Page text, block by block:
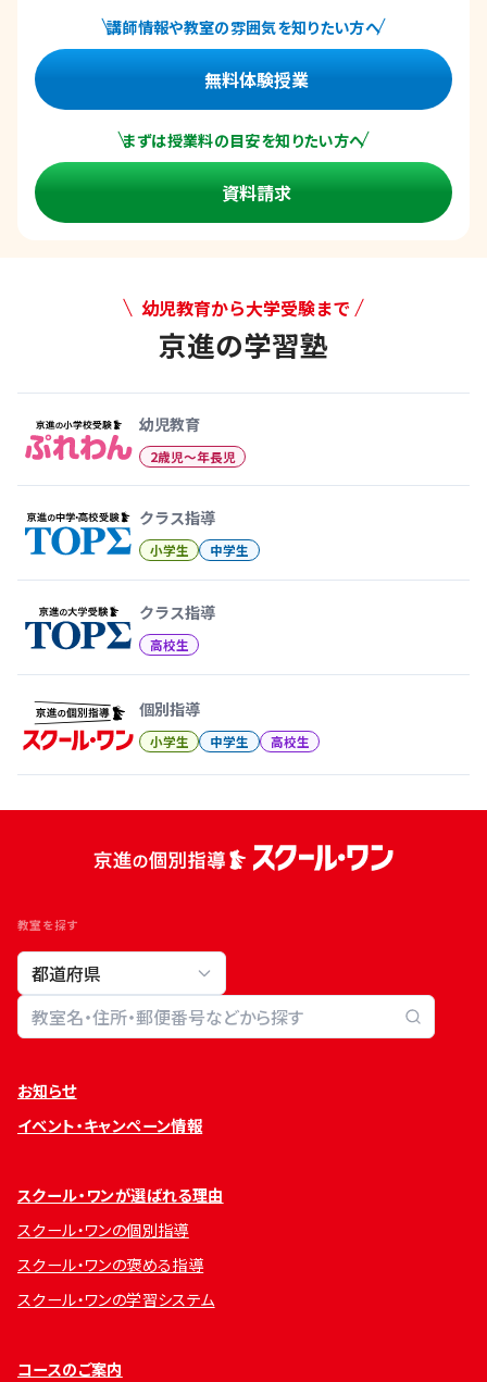
講師情報や教室の雰囲気を知りたい方へ
無料体験授業
まずは授業料の目安を知りたい方へ
資料請求
幼児教育から大学受験まで
京進の学習塾
幼児教育
2歳児〜年長児
クラス指導
小学生 中学生
クラス指導
高校生
個別指導
小学生 中学生 高校生
教室を探す
教室検索
お知らせ
イベント・キャンペーン情報
スクール・ワンが選ばれる理由
スクール・ワンの個別指導
スクール・ワンの褒める指導
スクール・ワンの学習システム
コースのご案内